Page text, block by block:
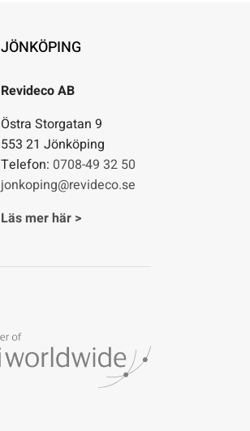
JÖNKÖPING
Revideco AB
Östra Storgatan 9
553 21 Jönköping
Telefon: 0708-49 32 50
jonkoping@revideco.se
Läs mer här >